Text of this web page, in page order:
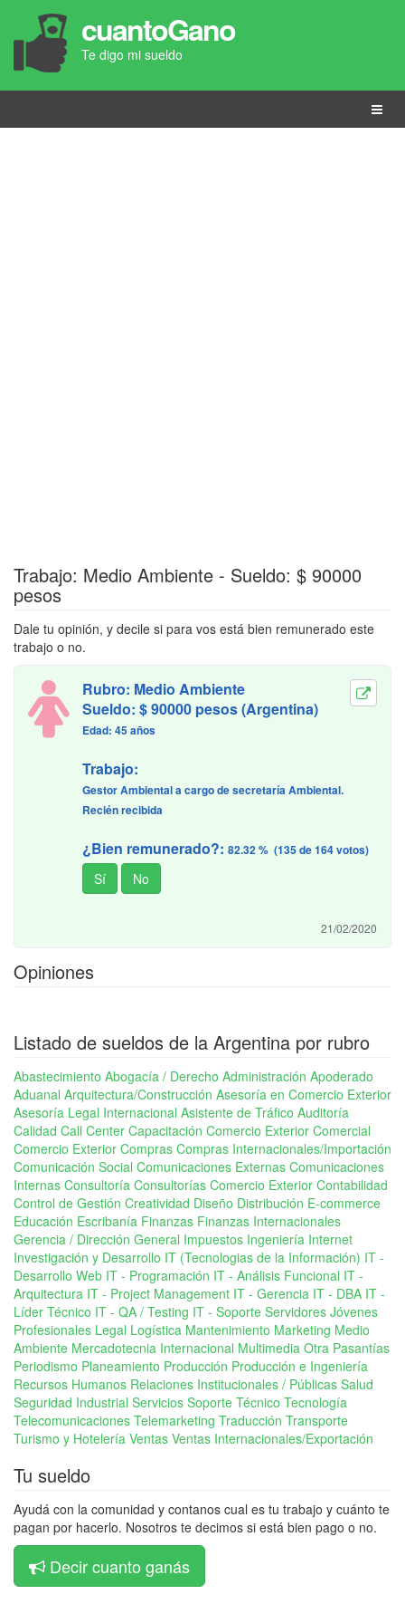
cuantoGano
Te digo mi sueldo
Menú
Trabajo: Medio Ambiente - Sueldo: $ 90000
pesos
Dale tu opinión, y decile si para vos está bien remunerado este
trabajo o no.
Rubro: Medio Ambiente
Sueldo: $ 90000 pesos (Argentina)
Edad: 45 años
Trabajo:
Gestor Ambiental a cargo de secretaría Ambiental.
Recién recibida
¿Bien remunerado?: 82.32 % (135 de 164 votos)
21/02/2020
Opiniones
Listado de sueldos de la Argentina por rubro
Abastecimiento Abogacía / Derecho Administración Apoderado
Aduanal Arquitectura/Construcción Asesoría en Comercio Exterior
Asesoría Legal Internacional Asistente de Tráfico Auditoría
Calidad Call Center Capacitación Comercio Exterior Comercial
Comercio Exterior Compras Compras Internacionales/Importación
Comunicación Social Comunicaciones Externas Comunicaciones
Internas Consultoría Consultorías Comercio Exterior Contabilidad
Control de Gestión Creatividad Diseño Distribución E-commerce
Educación Escribanía Finanzas Finanzas Internacionales
Gerencia / Dirección General Impuestos Ingeniería Internet
Investigación y Desarrollo IT (Tecnologias de la Información) IT -
Desarrollo Web IT - Programación IT - Análisis Funcional IT -
Arquitectura IT - Project Management IT - Gerencia IT - DBA IT -
Líder Técnico IT - QA / Testing IT - Soporte Servidores Jóvenes
Profesionales Legal Logística Mantenimiento Marketing Medio
Ambiente Mercadotecnia Internacional Multimedia Otra Pasantías
Periodismo Planeamiento Producción Producción e Ingeniería
Recursos Humanos Relaciones Institucionales / Públicas Salud
Seguridad Industrial Servicios Soporte Técnico Tecnología
Telecomunicaciones Telemarketing Traducción Transporte
Turismo y Hotelería Ventas Ventas Internacionales/Exportación
Tu sueldo
Ayudá con la comunidad y contanos cual es tu trabajo y cuánto te
pagan por hacerlo. Nosotros te decimos si está bien pago o no.
Decir cuanto ganás